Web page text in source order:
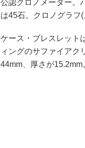
公認クロノメーター。
は45石。クロノグラフ
ケース・ブレスレット
ィングのサファイアク
44mm、厚さが15.2mm